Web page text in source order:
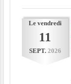
Le vendredi
11
SEPT. 2026